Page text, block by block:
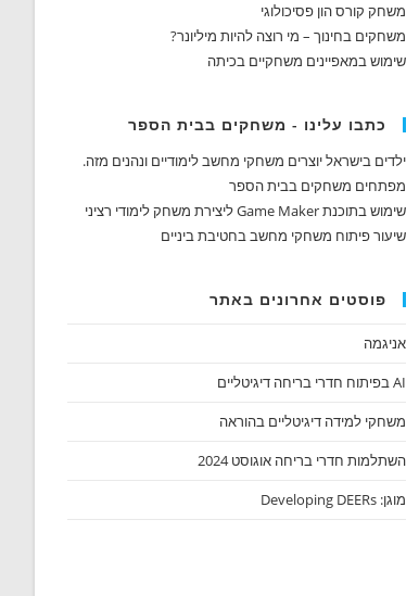
משחק קורס הון פסיכולוגי
משחקים בחינוך – מי רוצה להיות מיליונר?
שימוש במאפיינים משחקיים בכיתה
כתבו עלינו - משחקים בבית הספר
ילדים בישראל יוצרים משחקי מחשב לימודיים ונהנים מזה.
מפתחים משחקים בבית הספר
שימוש בתוכנת Game Maker ליצירת משחק לימודי רציני
שיעור פיתוח משחקי מחשב בחטיבת ביניים
פוסטים אחרונים באתר
אניגמה
AI בפיתוח חדרי בריחה דיגיטליים
משחקי למידה דיגיטליים בהוראה
השתלמות חדרי בריחה אוגוסט 2024
מוגן: Developing DEERs